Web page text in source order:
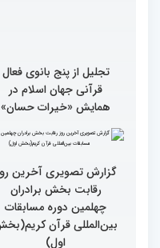
تجلیل از پنج بانوی فعال
قرآنی جهان اسلام در
همایش «خیرات حسان»